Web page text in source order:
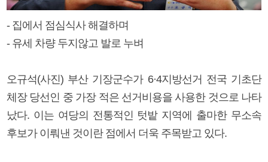
- 집에서 점심식사 해결하며
- 유세 차량 두지않고 발로 누벼
오규석(사진) 부산 기장군수가 6·4지방선거 전국 기초단
체장 당선인 중 가장 적은 선거비용을 사용한 것으로 나타
났다. 이는 여당의 전통적인 텃밭 지역에 출마한 무소속
후보가 이뤄낸 것이란 점에서 더욱 주목받고 있다.